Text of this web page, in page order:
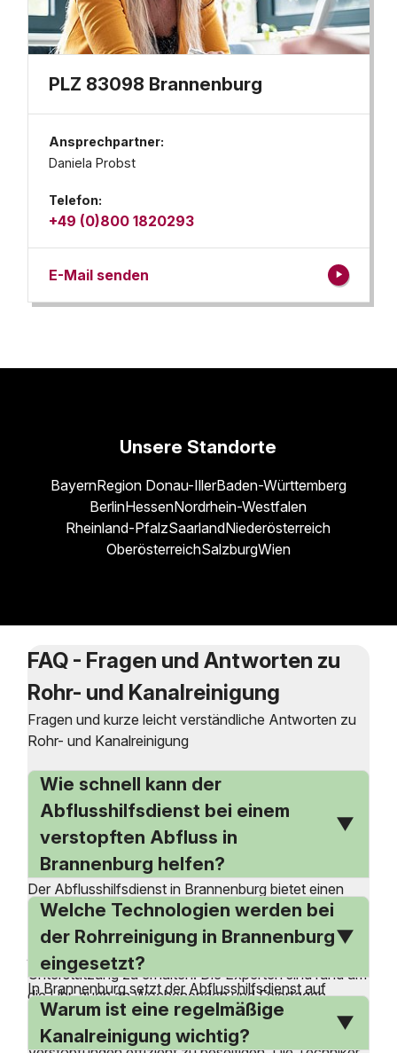
PLZ 83098 Brannenburg
Ansprechpartner:
Daniela Probst
Telefon:
+49 (0)800 1820293
E-Mail senden
Unsere Standorte
BayernRegion Donau-IllerBaden-Württemberg
BerlinHessenNordrhein-Westfalen
Rheinland-PfalzSaarlandNiederösterreich
OberösterreichSalzburgWien
FAQ - Fragen und Antworten zu
Rohr- und Kanalreinigung
Fragen und kurze leicht verständliche Antworten zu
Rohr- und Kanalreinigung
Wie schnell kann der
Abflusshilfsdienst bei einem
verstopften Abfluss in
Brannenburg helfen?
Der Abflusshilfsdienst in Brannenburg bietet einen
24-Stunden-Notdienst an, der schnell auf Notfälle
reagiert. Bei einem verstopften Abfluss können Sie
jederzeit die Notfallnummer anrufen, um sofortige
Unterstützung zu erhalten. Die Experten sind rund um
die Uhr, auch an Wochenenden und Feiertagen,
einsatzbereit. Dank modernster Ausrüstung und
erfahrener Techniker können Verstopfungen effizient
Welche Technologien werden bei
der Rohrreinigung in Brannenburg
eingesetzt?
In Brannenburg setzt der Abflusshilfsdienst auf
hochmoderne Technologien zur Rohrreinigung. Diese
umfassen spezialisierte Geräte und Methoden, um
Warum ist eine regelmäßige
Kanalreinigung wichtig?